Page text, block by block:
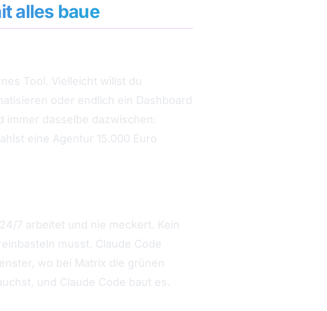
alles baue
Tool. Vielleicht willst du
oder endlich ein Dashboard
immer dasselbe dazwischen:
eine Agentur 15.000 Euro
7 arbeitet und nie meckert. Kein
musst. Claude Code
wo bei Matrix die grünen
und Claude Code baut es.